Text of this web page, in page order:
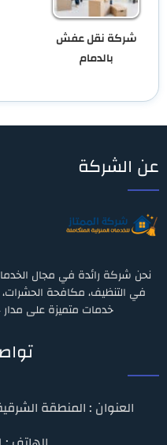
شركة نقل عفش
بالدمام
عن الشركة
نحن شركة رائدة في مجال
في التنظيف، مكافحة
خدمات متميزة على مدار 24 ساعة لضمان راحة عملائنا.
العنوان : المنطقة